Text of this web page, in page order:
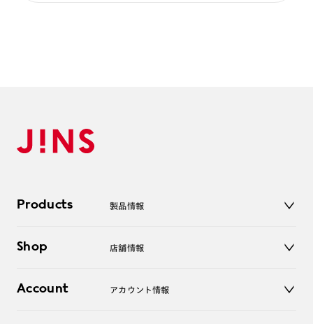
Products 製品情報
サングラス
コンタクトレンズ
Shop 店舗情報
オンラインショップ
Account アカウント情報